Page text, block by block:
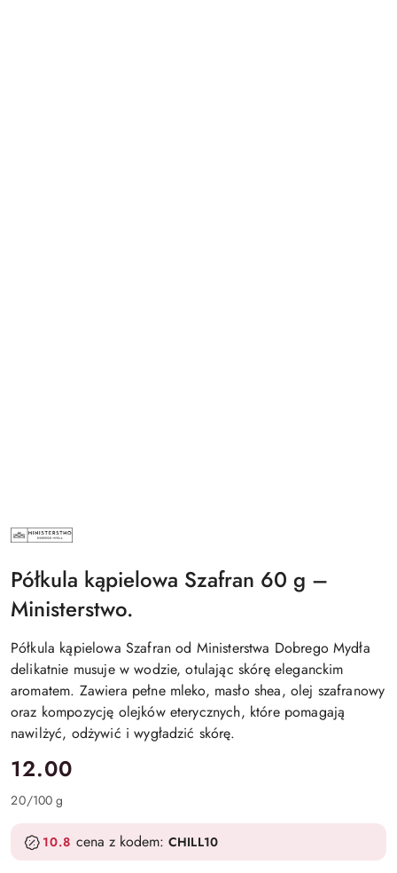
MINISTERSTWO
DOBREGO
Półkula kąpielowa Szafran 60 g –
Ministerstwo.
Półkula kąpielowa Szafran od Ministerstwa Dobrego Mydła
delikatnie musuje w wodzie, otulając skórę eleganckim
aromatem. Zawiera pełne mleko, masło shea, olej szafranowy
oraz kompozycję olejków eterycznych, które pomagają
nawilżyć, odżywić i wygładzić skórę.
cena:
12.00
20/100 g
10.8 cena z kodem: CHILL10